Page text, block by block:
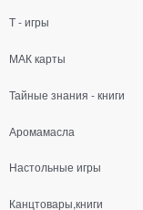
Т - игры
МАК карты
Тайные знания - книги
Аромамасла
Настольные игры
Канцтовары,книги